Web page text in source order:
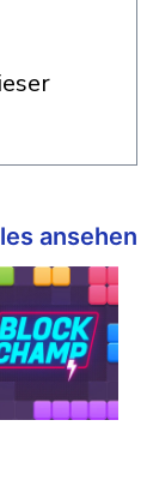
ansehen